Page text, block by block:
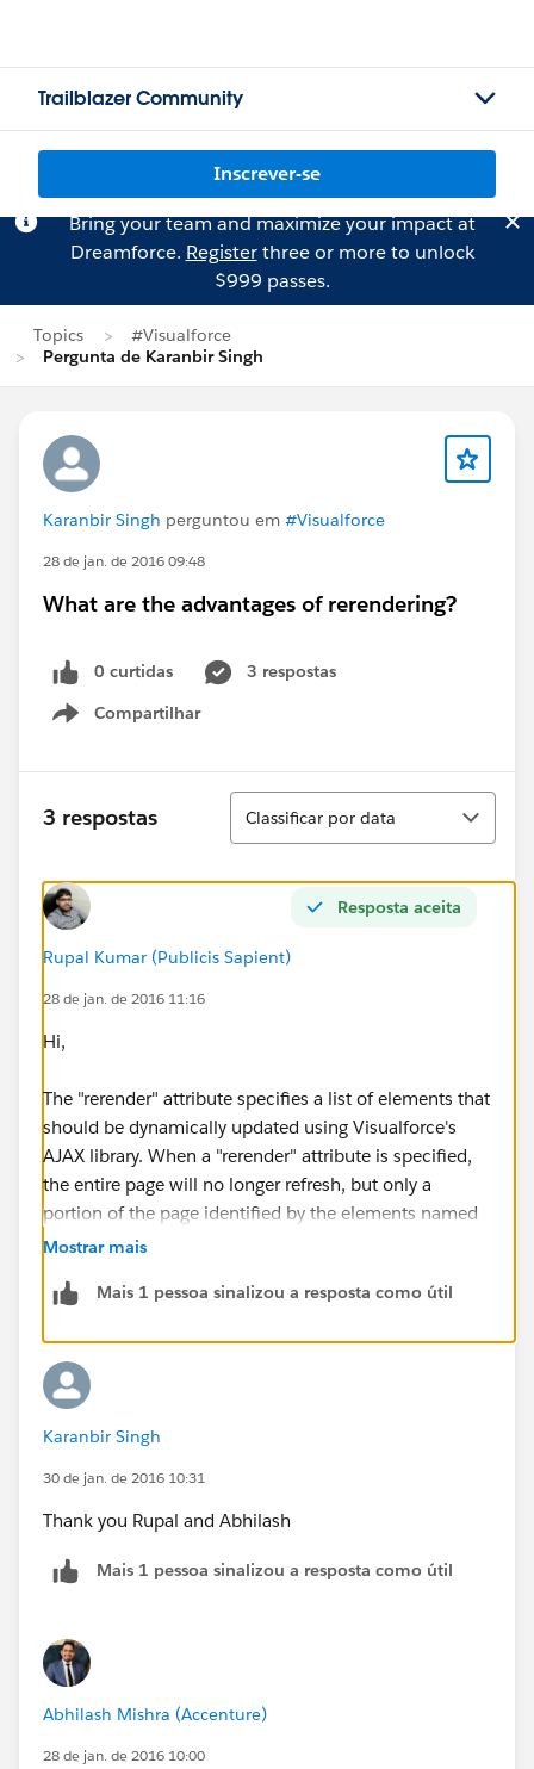
Trailblazer Community
Inscrever-se
Bring your team and maximize your impact at
Dreamforce. Registerthree or more to unlock
$999 passes.
Topics
#Visualforce
Pergunta de Karanbir Singh
Karanbir Singh perguntou em #Visualforce
28 de jan. de 2016 09:48
What are the advantages of rerendering?
0 curtidas
3 respostas
Compartilhar
Show menu
3 respostas
Classificar
Classificar por data
Resposta aceita
Rupal Kumar (Publicis Sapient)
28 de jan. de 2016 11:16
Hi,
The "rerender" attribute specifies a list of elements that
should be dynamically updated using Visualforce's
AJAX library. When a "rerender" attribute is specified,
the entire page will no longer refresh, but only a
portion of the page identified by the elements named
in the "rerender" attribute. This may be desirable, as
reloading (noticable on slower connections), but will
connections, it is recommended that you use the
"status" attribute in addition to the "rerender" attribute
so that the user will see a notification that their
request is being handled.
Rerender is used to refresh a particular section of the
page section (in the Rerender attribute) that needs to
be refreshed.
http://www.cloudforce4u.com/2013/07/render-and-
http://gtr.net/visualforce-attributes-rendered-re-
render-and-renderas
Rupal Kumar.
http://www.mirketa.com
Mostrar mais
Mais 1 pessoa sinalizou a resposta como útil
Karanbir Singh
30 de jan. de 2016 10:31
Thank you Rupal and Abhilash
Mais 1 pessoa sinalizou a resposta como útil
Abhilash Mishra (Accenture)
28 de jan. de 2016 10:00